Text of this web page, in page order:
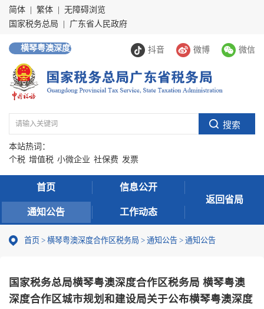
简体 繁体
无障碍浏览
国家税务总局
广东省人民政府
抖音 微博 微信
横琴粤澳深度合作区
本站热词：
个税 增值税 小微企业 社保费 发票
首页 信息公开
通知公告 工作动态
返回省局
首页 > 横琴粤澳深度合作区税务局 > 通知公告 > 通知公告
国家税务总局横琴粤澳深度合作区税务局 横琴粤澳
深度合作区城市规划和建设局关于公布横琴粤澳深度